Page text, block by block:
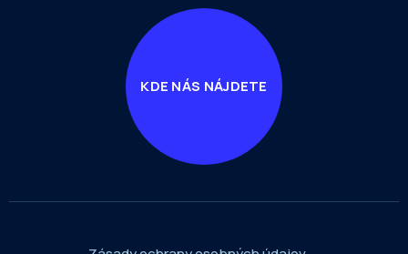
KDE NÁS NÁJDETE